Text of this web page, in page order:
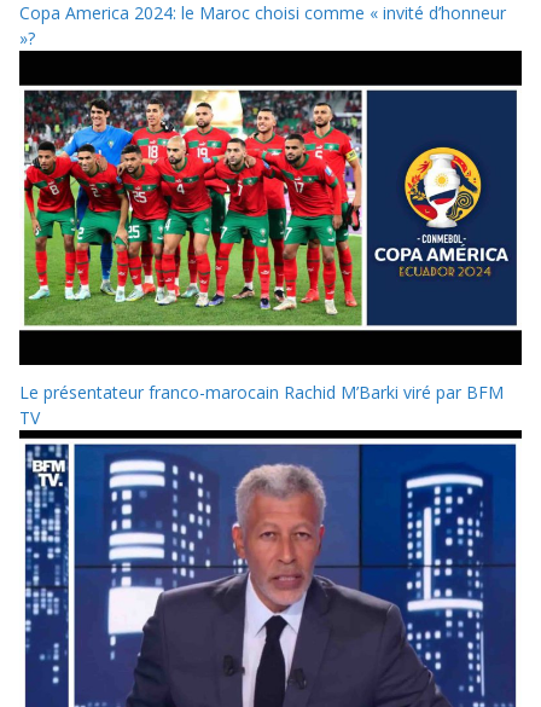
Copa America 2024: le Maroc choisi comme « invité d’honneur
»?
Le présentateur franco-marocain Rachid M’Barki viré par BFM
TV